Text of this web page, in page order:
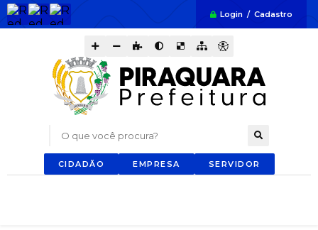
Login / Cadastro
O que você procura?
CIDADÃO EMPRESA SERVIDOR